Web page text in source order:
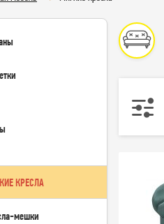
КРЕСЛА
мешки